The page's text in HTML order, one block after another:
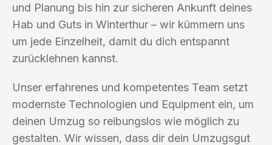
und Planung bis hin zur sicheren Ankunft deines
Hab und Guts in Winterthur – wir kümmern uns
um jede Einzelheit, damit du dich entspannt
zurücklehnen kannst.
Unser erfahrenes und kompetentes Team setzt
modernste Technologien und Equipment ein, um
deinen Umzug so reibungslos wie möglich zu
gestalten. Wir wissen, dass dir dein Umzugsgut